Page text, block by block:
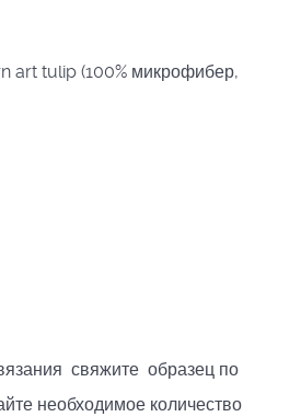
art tulip (100% микрофибер,
свяжите образец по
необходимое количество